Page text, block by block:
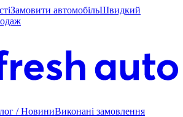
Замовити автомобільШвидкий
/ НовиниВиконані замовлення